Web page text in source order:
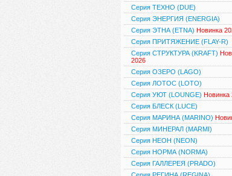
Серия ТЕХНО (DUE)
Серия ЭНЕРГИЯ (ENERGIA)
Серия ЭТНА (ETNA) Новинка
Серия ПРИТЯЖЕНИЕ (FLAY-R)
Серия СТРУКТУРА (KRAFT)
2026
Серия ОЗЕРО (LAGO)
Серия ЛОТОС (LOTO)
Серия УЮТ (LOUNGE) Новинка
Серия БЛЕСК (LUCE)
Серия МАРИНА (MARINO)
Серия МИНЕРАЛ (MARMI)
Серия НЕОН (NEON)
Серия НОРМА (NORMA)
Серия ГАЛЛЕРЕЯ (PRADO)